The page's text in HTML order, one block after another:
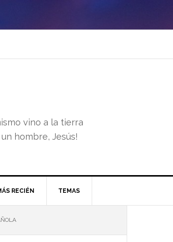
vino a la tierra
hombre, Jesús!
RECIÉN TEMAS